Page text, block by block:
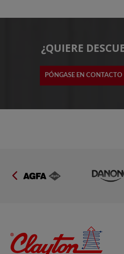
¿QUIERE
PÓNGASE EN